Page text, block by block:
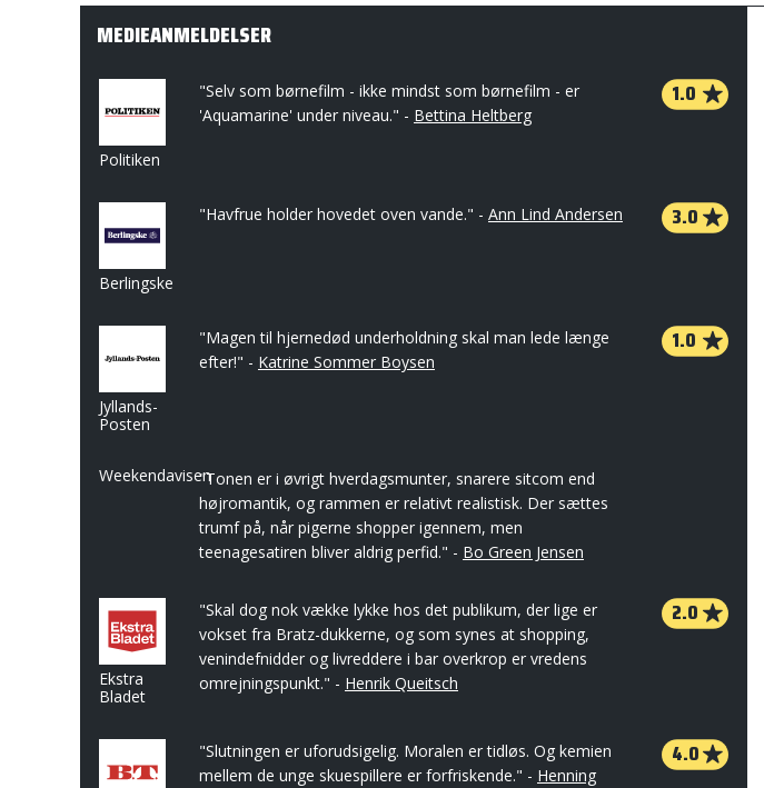
MEDIEANMELDELSER
Politiken
"Selv som børnefilm - ikke mindst som børnefilm - er
'Aquamarine' under niveau." - Bettina Heltberg
1.0
Berlingske
"Havfrue holder hovedet oven vande." - Ann Lind Andersen 3.0
Jyllands-
Posten
"Magen til hjernedød underholdning skal man lede længe
efter!" - Katrine Sommer Boysen
1.0
Weekendavisen"Tonen er i øvrigt hverdagsmunter, snarere sitcom end
højromantik, og rammen er relativt realistisk. Der sættes
trumf på, når pigerne shopper igennem, men
teenagesatiren bliver aldrig perfid." - Bo Green Jensen
Ekstra
Bladet
"Skal dog nok vække lykke hos det publikum, der lige er
vokset fra Bratz-dukkerne, og som synes at shopping,
venindefnidder og livreddere i bar overkrop er vredens
omrejningspunkt." - Henrik Queitsch
2.0
"Slutningen er uforudsigelig. Moralen er tidløs. Og kemien
mellem de unge skuespillere er forfriskende." - Henning
4.0